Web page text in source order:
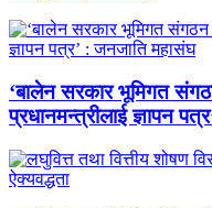
‘बालेन सरकार भूमिगत
प्रधानमन्त्रीलाई ज्ञापन